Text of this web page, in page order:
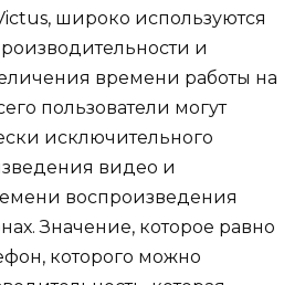
широко используются
и
времени работы на
пользователи могут
исключительного
видео и
воспроизведения
Значение, которое равно
которого можно